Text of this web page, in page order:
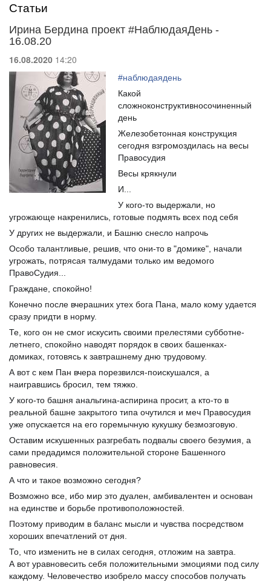
Статьи
Ирина Бердина проект #НаблюдаяДень -
16.08.20
16.08.2020 14:20
#наблюдаядень
Какой
сложноконструктивносочиненный
день
Железобетонная конструкция
сегодня взгромоздилась на весы
Правосудия
Весы крякнули
И...
У кого-то выдержали, но
угрожающе накренились, готовые подмять всех под себя
У других не выдержали, и Башню снесло напрочь
Особо талантливые, решив, что они-то в "домике", начали
угрожать, потрясая талмудами только им ведомого
ПравоСудия...
Граждане, спокойно!
Конечно после вчерашних утех бога Пана, мало кому удается
сразу придти в норму.
Те, кого он не смог искусить своими прелестями субботне-
летнего, спокойно наводят порядок в своих башенках-
домиках, готовясь к завтрашнему дню трудовому.
А вот с кем Пан вчера порезвился-поискушался, а
наигравшись бросил, тем тяжко.
У кого-то башня анальгина-аспирина просит, а кто-то в
реальной башне закрытого типа очутился и меч Правосудия
уже опускается на его горемычную кукушку безмозговую.
Оставим искушенных разгребать подвалы своего безумия, а
сами предадимся положительной стороне Башенного
равновесия.
А что и такое возможно сегодня?
Возможно все, ибо мир это дуален, амбивалентен и основан
на единстве и борьбе противоположностей.
Поэтому приводим в баланс мысли и чувства посредством
хороших впечатлений от дня.
То, что изменить не в силах сегодня, отложим на завтра.
А вот уравновесить себя положительными эмоциями под силу
каждому. Человечество изобрело массу способов получать